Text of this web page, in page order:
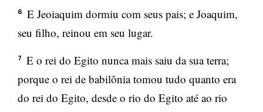
6
E Jeoiaquim dormiu com seus pais; e Joaquim,
seu filho, reinou em seu lugar.
7
E o rei do Egito nunca mais saiu da sua terra;
porque o rei de babilônia tomou tudo quanto era
do rei do Egito, desde o rio do Egito até ao rio